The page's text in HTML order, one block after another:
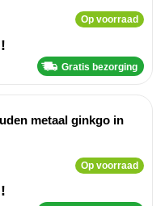
Op voorraad
Gratis bezorging
metaal ginkgo in
Op voorraad